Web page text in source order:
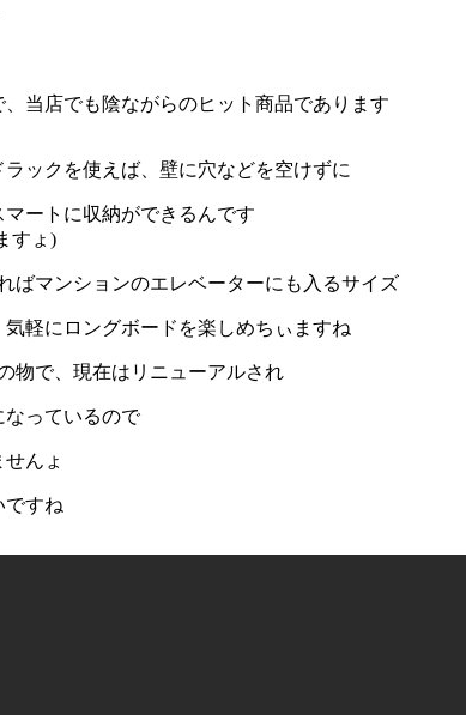
当店でも陰ながらのヒット商品であります
ックを使えば、壁に穴などを空けずに
ートに収納ができるんです
すょ)
ばマンションのエレベーターにも入るサイズ
軽にロングボードを楽しめちぃますね
物で、現在はリニューアルされ
っているので
んょ
ですね